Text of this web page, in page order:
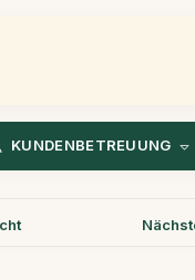
KUNDENBETREUUNG